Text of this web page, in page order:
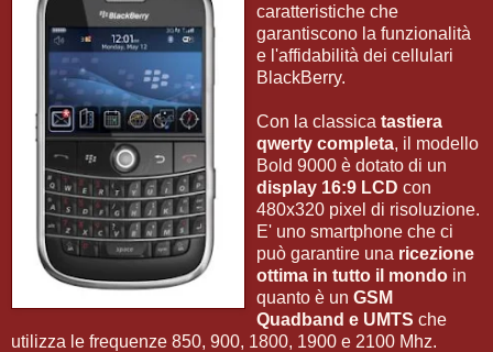
caratteristiche che
garantiscono la funzionalità
e l'affidabilità dei cellulari
BlackBerry.
Con la classica tastiera
qwerty completa, il modello
Bold 9000 è dotato di un
display 16:9 LCD con
480x320 pixel di risoluzione.
E' uno smartphone che ci
può garantire una ricezione
ottima in tutto il mondo in
quanto è un GSM
Quadband e UMTS che
utilizza le frequenze 850, 900, 1800, 1900 e 2100 Mhz.